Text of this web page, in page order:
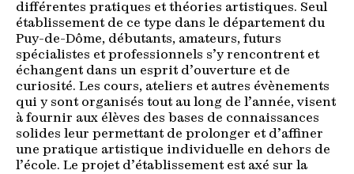
différentes pratiques et théories artistiques. Seul
établissement de ce type dans le département du
Puy-de-Dôme, débutants, amateurs, futurs
spécialistes et professionnels s’y rencontrent et
échangent dans un esprit d’ouverture et de
curiosité. Les cours, ateliers et autres évènements
qui y sont organisés tout au long de l’année, visent
à fournir aux élèves des bases de connaissances
solides leur permettant de prolonger et d’affiner
une pratique artistique individuelle en dehors de
l’école. Le projet d’établissement est axé sur la